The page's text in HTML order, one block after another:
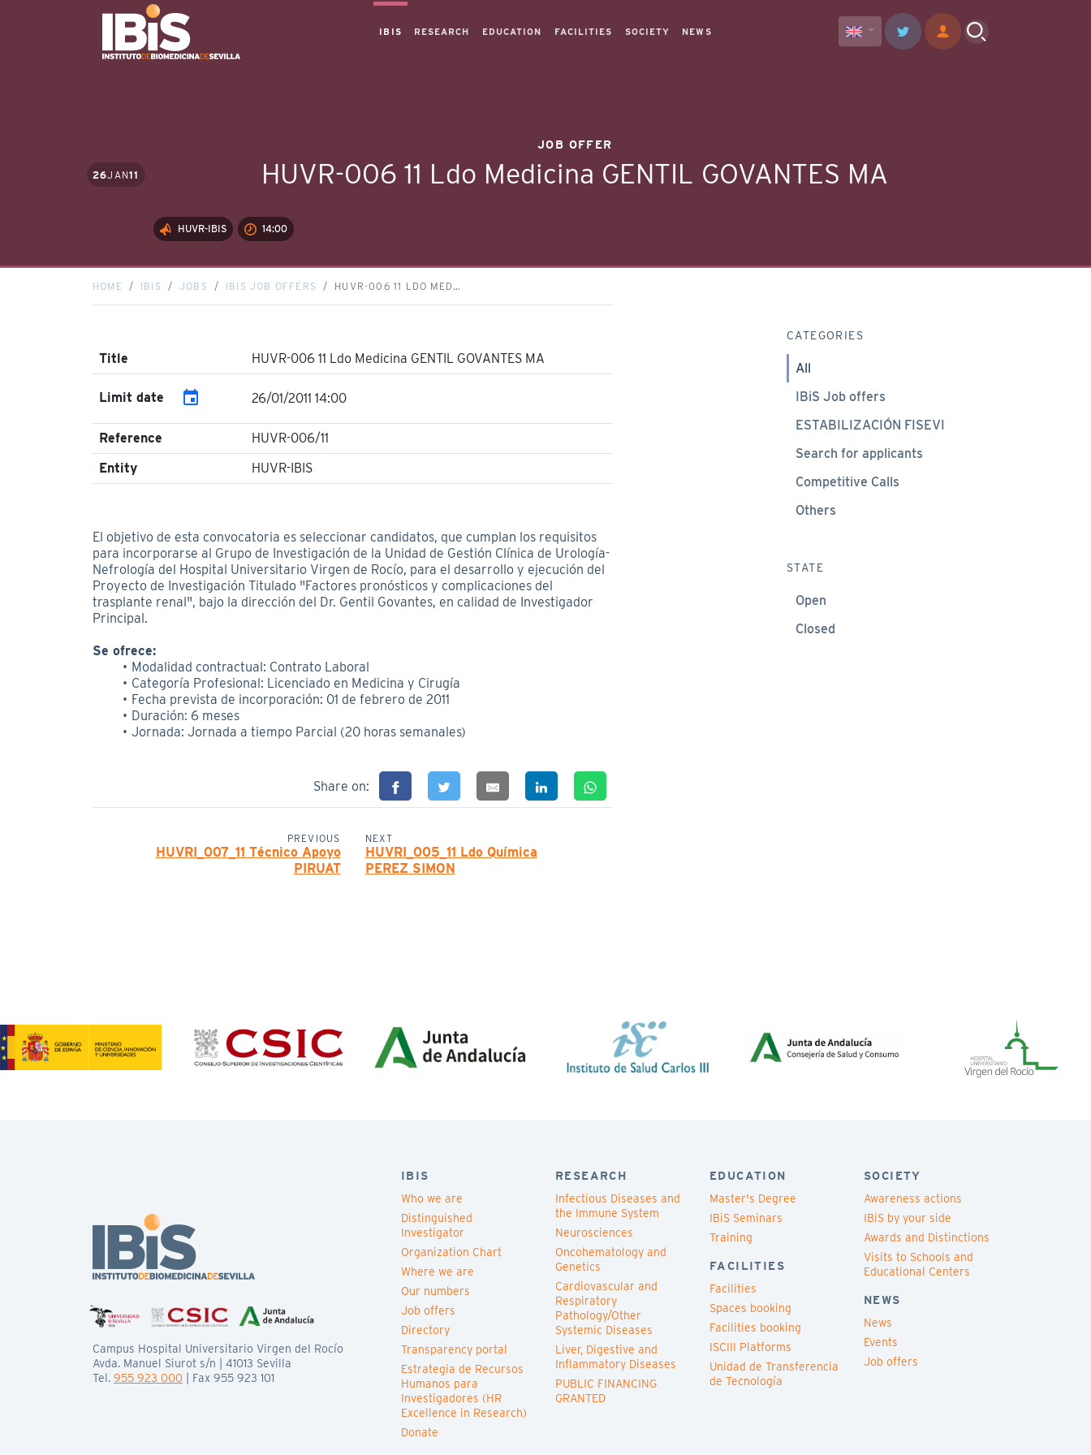
IBIS RESEARCH EDUCATION FACILITIES SOCIETY NEWS
26JAN11
JOB OFFER
HUVR-006 11 Ldo Medicina GENTIL GOVANTES MA
HUVR-IBIS 14:00
HOME IBIS JOBS IBIS JOB OFFERS HUVR-006 11 LDO MED…
Title HUVR-006 11 Ldo Medicina GENTIL GOVANTES MA
Limit date event 26/01/2011 14:00
Reference
HUVR-006/11
Entity
HUVR-IBIS
El objetivo de esta convocatoria es seleccionar candidatos, que cumplan los requisitos
para incorporarse al Grupo de Investigación de la Unidad de Gestión Clínica de Urología-
Nefrología del Hospital Universitario Virgen de Rocío, para el desarrollo y ejecución del
Proyecto de Investigación Titulado "Factores pronósticos y complicaciones del
trasplante renal", bajo la dirección del Dr. Gentil Govantes, en calidad de Investigador
Principal.
Se ofrece:
Modalidad contractual: Contrato Laboral
Categoría Profesional: Licenciado en Medicina y Cirugía
Fecha prevista de incorporación: 01 de febrero de 2011
Duración: 6 meses
Jornada: Jornada a tiempo Parcial (20 horas semanales)
Share on:
PREVIOUS
HUVRI_007_11 Técnico Apoyo
PIRUAT
NEXT
HUVRI_005_11 Ldo Química
PEREZ SIMON
CATEGORIES
All
IBiS Job offers
ESTABILIZACIÓN FISEVI
Search for applicants
Competitive Calls
Others
STATE
Open
Closed
Campus Hospital Universitario Virgen del Rocío
Avda. Manuel Siurot s/n | 41013 Sevilla
Tel. 955 923 000 | Fax 955 923 101
IBIS
Who we are
Distinguished
Investigator
Organization Chart
Where we are
Our numbers
Job offers
Directory
Transparency portal
Estrategia de Recursos
Humanos para
Investigadores (HR
Excellence in Research)
Donate
RESEARCH
Infectious Diseases and
the Immune System
Neurosciences
Oncohematology and
Genetics
Cardiovascular and
Respiratory
Pathology/Other
Systemic Diseases
Liver, Digestive and
Inflammatory Diseases
PUBLIC FINANCING
GRANTED
EDUCATION
Master's Degree
IBiS Seminars
Training
FACILITIES
Facilities
Spaces booking
Facilities booking
ISCIII Platforms
Unidad de Transferencia
de Tecnología
SOCIETY
Awareness actions
IBiS by your side
Awards and Distinctions
Visits to Schools and
Educational Centers
NEWS
News
Events
Job offers